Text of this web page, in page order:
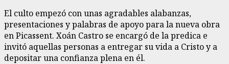
El culto empezó con unas agradables alabanzas,
presentaciones y palabras de apoyo para la nueva obra
en Picassent. Xoán Castro se encargó de la predica e
invitó aquellas personas a entregar su vida a Cristo y a
depositar una confianza plena en él.